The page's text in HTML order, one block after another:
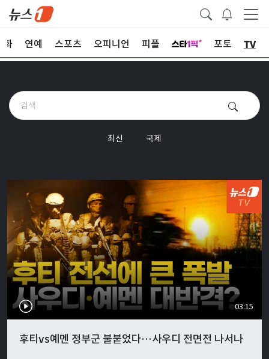
화 연예 스포츠 오피니언 피플 포토 TV
최신 국제
03:15
후티vs예멘 정부군 불붙었다…사우디 전면전 나서나